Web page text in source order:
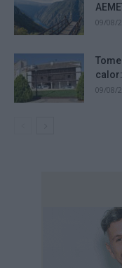
09/08/
calor:
09/08/